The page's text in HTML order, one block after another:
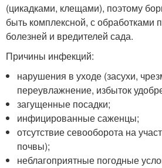
(цикадками, клещами), поэтому
быть комплексной, с обработками
болезней и вредителей сада.
Причины инфекций:
нарушения в уходе (засухи,
переувлажнение, избыток
загущенные посадки;
инфицированные саженцы;
отсутствие севооборота на
почвы);
неблагоприятные погодные